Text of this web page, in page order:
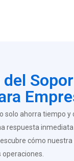
solo ahorra tiempo y
respuesta
cómo